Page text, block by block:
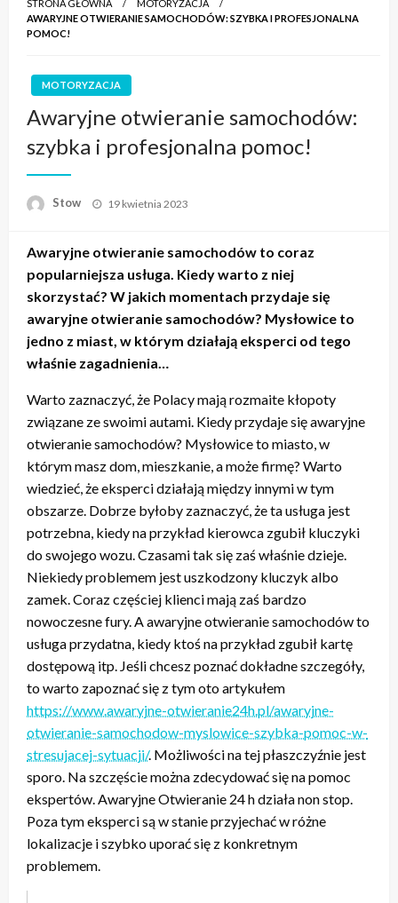
STRONA GŁÓWNA
MOTORYZACJA
AWARYJNE OTWIERANIE SAMOCHODÓW: SZYBKA I PROFESJONALNA
POMOC!
MOTORYZACJA
Awaryjne otwieranie samochodów:
szybka i profesjonalna pomoc!
Stow
Opublikowane
19 kwietnia 2023
Awaryjne otwieranie samochodów to coraz
popularniejsza usługa. Kiedy warto z niej
skorzystać? W jakich momentach przydaje się
awaryjne otwieranie samochodów? Mysłowice to
jedno z miast, w którym działają eksperci od tego
właśnie zagadnienia…
Warto zaznaczyć, że Polacy mają rozmaite kłopoty
związane ze swoimi autami. Kiedy przydaje się awaryjne
otwieranie samochodów? Mysłowice to miasto, w
którym masz dom, mieszkanie, a może firmę? Warto
wiedzieć, że eksperci działają między innymi w tym
obszarze. Dobrze byłoby zaznaczyć, że ta usługa jest
potrzebna, kiedy na przykład kierowca zgubił kluczyki
do swojego wozu. Czasami tak się zaś właśnie dzieje.
Niekiedy problemem jest uszkodzony kluczyk albo
zamek. Coraz częściej klienci mają zaś bardzo
nowoczesne fury. A awaryjne otwieranie samochodów to
usługa przydatna, kiedy ktoś na przykład zgubił kartę
dostępową itp. Jeśli chcesz poznać dokładne szczegóły,
to warto zapoznać się z tym oto artykułem
https://www.awaryjne-otwieranie24h.pl/awaryjne-
otwieranie-samochodow-myslowice-szybka-pomoc-w-
stresujacej-sytuacji/. Możliwości na tej płaszczyźnie jest
sporo. Na szczęście można zdecydować się na pomoc
ekspertów. Awaryjne Otwieranie 24 h działa non stop.
Poza tym eksperci są w stanie przyjechać w różne
lokalizacje i szybko uporać się z konkretnym
problemem.